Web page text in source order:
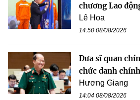
chương Lao
Lê Hoa
14:50 08/08/2026
Đưa sĩ quan
chức danh
Hương Giang
14:04 08/08/2026